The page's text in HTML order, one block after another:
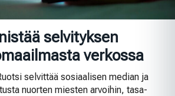
selvityksen
verkossa
selvittää sosiaalisen median ja
nuorten miesten arvoihin, tasa-